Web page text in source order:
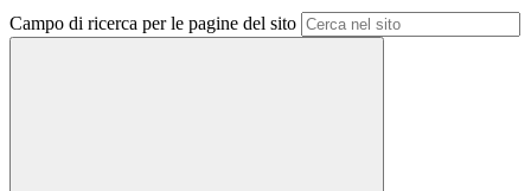
Campo di ricerca per le pagine del sito